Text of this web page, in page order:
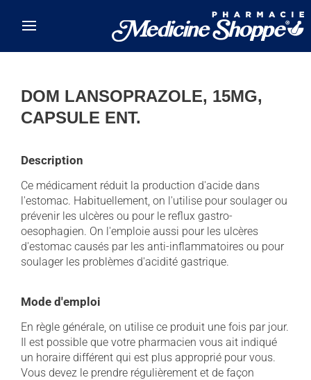
DOM LANSOPRAZOLE, 15MG,
CAPSULE ENT.
Description
Ce médicament réduit la production d'acide dans
l'estomac. Habituellement, on l'utilise pour soulager ou
prévenir les ulcères ou pour le reflux gastro-
oesophagien. On l'emploie aussi pour les ulcères
d'estomac causés par les anti-inflammatoires ou pour
soulager les problèmes d'acidité gastrique.
Mode d'emploi
En règle générale, on utilise ce produit une fois par jour.
Il est possible que votre pharmacien vous ait indiqué
un horaire différent qui est plus approprié pour vous.
Vous devez le prendre régulièrement et de façon